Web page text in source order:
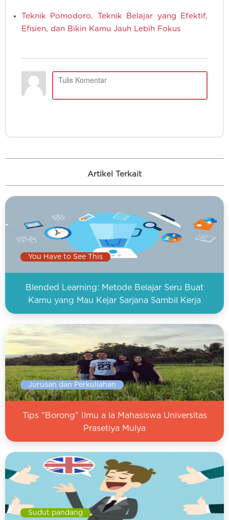
Teknik Pomodoro, Teknik Belajar yang Efektif,
Efisien, dan Bikin Kamu Jauh Lebih Fokus
Artikel Terkait
You Have to See This
Blended Learning: Metode Belajar Seru Buat
Kamu yang Mau Kejar Sarjana Sambil Kerja
Jurusan dan Perkuliahan
Tips "Borong" Ilmu a la Mahasiswa Universitas
Prasetiya Mulya
Sudut pandang